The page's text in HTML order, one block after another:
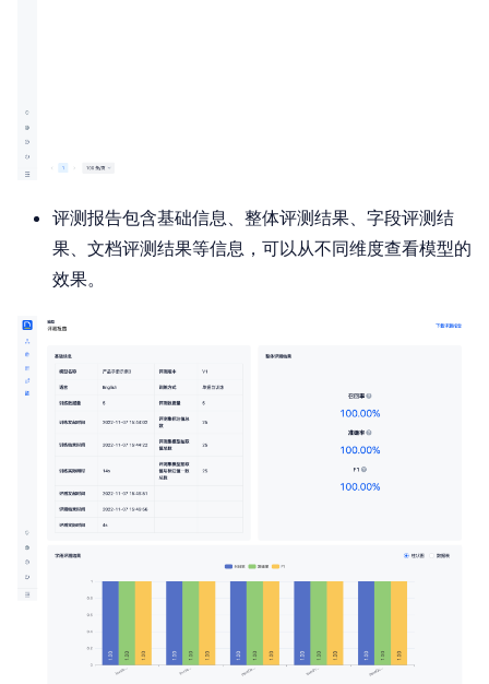
评测报告包含基础信息、整体评测结果、字段评测结
果、文档评测结果等信息，可以从不同维度查看模型的
效果。